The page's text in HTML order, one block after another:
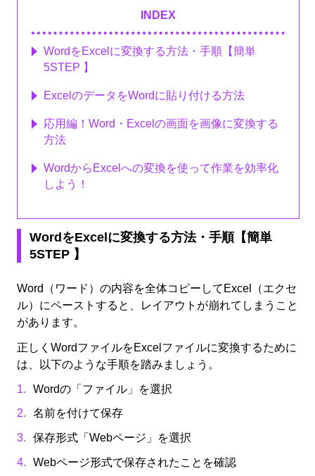
INDEX
WordをExcelに変換する方法・手順【簡単
5STEP 】
ExcelのデータをWordに貼り付ける方法
応用編！Word・Excelの画面を画像に変換する
方法
WordからExcelへの変換を使って作業を効率化
しよう！
WordをExcelに変換する方法・手順【簡単
5STEP 】
Word（ワード）の内容を全体コピーしてExcel（エクセ
ル）にペーストすると、レイアウトが崩れてしまうこと
があります。
正しくWordファイルをExcelファイルに変換するために
は、以下のような手順を踏みましょう。
Wordの「ファイル」を選択
名前を付けて保存
保存形式「Webページ」を選択
Webページ形式で保存されたことを確認